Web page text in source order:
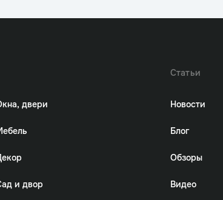
двери
и двор
Статьи
Новости
Блог
Обзоры
Видео